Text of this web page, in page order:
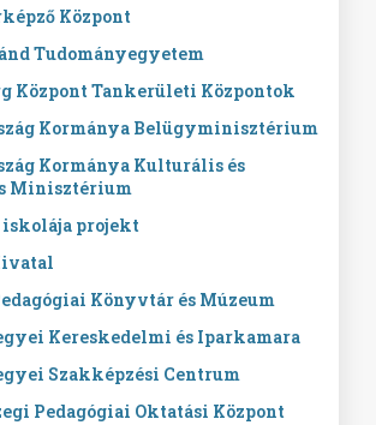
Központ
Tudományegyetem
Központ Tankerületi Központok
Kormánya Belügyminisztérium
Kormánya Kulturális és
Minisztérium
projekt
Könyvtár és Múzeum
Kereskedelmi és Iparkamara
Szakképzési Centrum
Pedagógiai Oktatási Központ